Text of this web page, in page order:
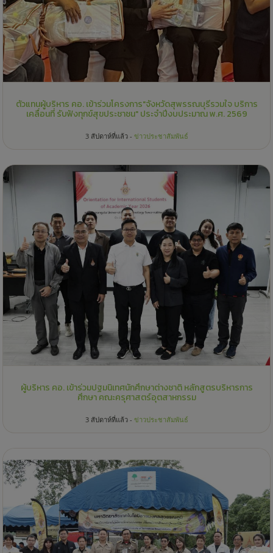
ตัวแทนผู้บริหาร คอ. เข้าร่วมโครงการ"จังหวัดสุพรรณบุรีรวมใจ บริการ
เคลื่อนที่ รับฟังทุกข์สุขประชาชน" ประจำปีงบประมาณ พ.ศ. 2569
3 สัปดาห์ที่แล้ว - ข่าวประชาสัมพันธ์
ผู้บริหาร คอ. เข้าร่วมปฐมนิเทศนักศึกษาต่างชาติ หลักสูตรบริหารการ
ศึกษา คณะครุศาสตร์อุตสาหกรรม
3 สัปดาห์ที่แล้ว - ข่าวประชาสัมพันธ์